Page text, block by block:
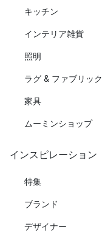
キッチン
インテリア雑貨
照明
ラグ & ファブリック
家具
ムーミンショップ
インスピレーション
特集
ブランド
デザイナー